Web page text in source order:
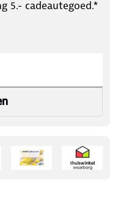
5.- cadeautegoed.*